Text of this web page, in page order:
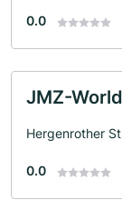
0.0
JMZ-World
Hergenrother
0.0